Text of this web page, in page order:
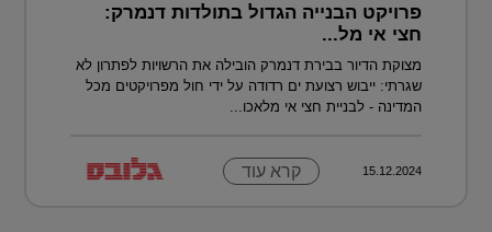
פרויקט הבנייה הגדול בתולדות דנמרק:
חצי אי מל...
מצוקת הדיור בבירת דנמרק הובילה את הרשויות לפתרון לא
שגרתי: ייבוש רצועת ים רדודה על ידי חול מפרויקטים מכל
המדינה - לבניית חצי אי מלאכו...
15.12.2024 קרא עוד